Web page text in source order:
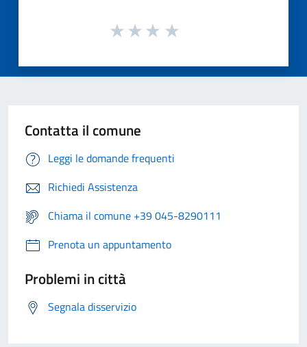
Contatta il comune
Leggi le domande frequenti
Richiedi Assistenza
Chiama il comune +39 045-8290111
Prenota un appuntamento
Problemi in città
Segnala disservizio